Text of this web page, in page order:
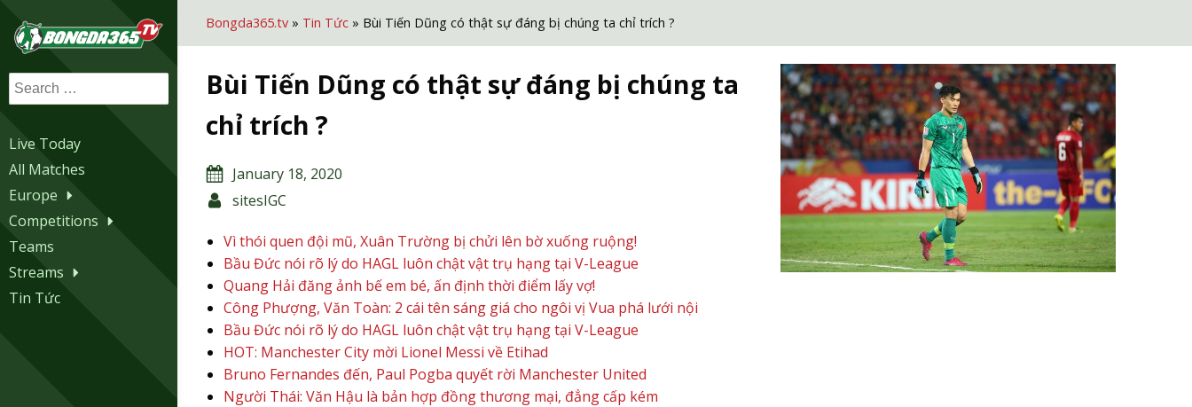
Search
for:
Live Today
All Matches
Europe
Competitions
Teams
Streams
Tin Tức
Bongda365.tv » Tin Tức » Bùi Tiến Dũng có thật sự đáng bị chúng ta chỉ trích ?
Bùi Tiến Dũng có thật sự đáng bị chúng ta
chỉ trích ?
January 18, 2020
sitesIGC
Vì thói quen đội mũ, Xuân Trường bị chửi lên bờ xuống ruộng!
Bầu Đức nói rõ lý do HAGL luôn chật vật trụ hạng tại V-League
Quang Hải đăng ảnh bế em bé, ấn định thời điểm lấy vợ!
Công Phượng, Văn Toàn: 2 cái tên sáng giá cho ngôi vị Vua phá lưới nội
Bầu Đức nói rõ lý do HAGL luôn chật vật trụ hạng tại V-League
HOT: Manchester City mời Lionel Messi về Etihad
Bruno Fernandes đến, Paul Pogba quyết rời Manchester United
Người Thái: Văn Hậu là bản hợp đồng thương mại, đẳng cấp kém